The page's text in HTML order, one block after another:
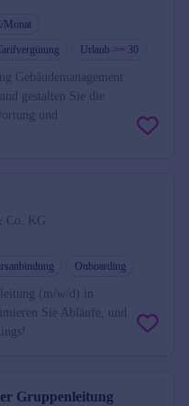
Monat
Urlaub >= 30
Gebäudemanagement
gestalten Sie die
und
Co. KG
Onboarding
(m/w/d) in
Sie Abläufe, und
Gruppenleitung